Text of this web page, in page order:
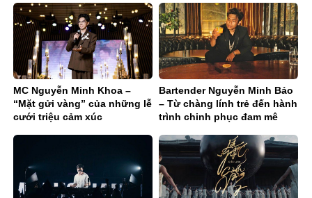
MC Nguyễn Minh Khoa –
“Mặt gửi vàng” của những lễ
cưới triệu cảm xúc
Bartender Nguyễn Minh Bảo
– Từ chàng lính trẻ đến hành
trình chinh phục đam mê